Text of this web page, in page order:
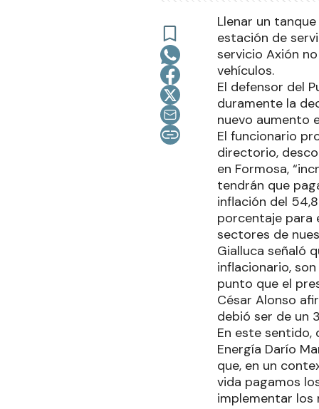
Llenar un
estación de
servicio Axión
vehículos.
El defensor del
duramente la
nuevo aumento
El funcionario
directorio,
en Formosa,
tendrán que
inflación del
porcentaje para
sectores de
Gialluca señaló
inflacionario,
punto que el
César Alonso
debió ser de un
En este
Energía Darío
que, en un
vida pagamos
implementar los